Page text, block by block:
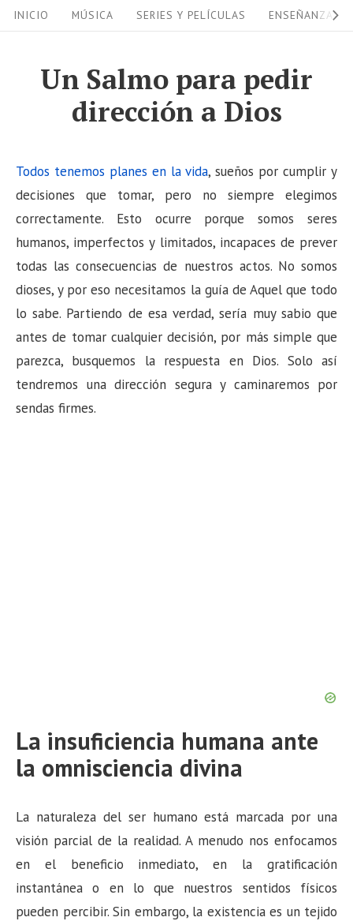
k
i
INICIO MÚSICA SERIES Y PELÍCULAS ENSEÑANZAS
Un Salmo para pedir
dirección a Dios
Todos tenemos planes en la vida, sueños por cumplir y
decisiones que tomar, pero no siempre elegimos
correctamente. Esto ocurre porque somos seres
humanos, imperfectos y limitados, incapaces de prever
todas las consecuencias de nuestros actos. No somos
dioses, y por eso necesitamos la guía de Aquel que todo
lo sabe. Partiendo de esa verdad, sería muy sabio que
antes de tomar cualquier decisión, por más simple que
parezca, busquemos la respuesta en Dios. Solo así
tendremos una dirección segura y caminaremos por
sendas firmes.
La insuficiencia humana ante
la omnisciencia divina
La naturaleza del ser humano está marcada por una
visión parcial de la realidad. A menudo nos enfocamos
en el beneficio inmediato, en la gratificación
instantánea o en lo que nuestros sentidos físicos
pueden percibir. Sin embargo, la existencia es un tejido